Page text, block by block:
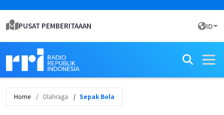
PUSAT PEMBERITAAAN ID
Home Olahraga Sepak Bola